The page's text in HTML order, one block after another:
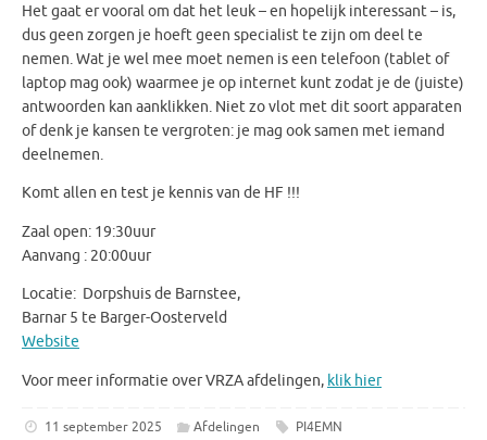
Het gaat er vooral om dat het leuk – en hopelijk interessant – is,
dus geen zorgen je hoeft geen specialist te zijn om deel te
nemen. Wat je wel mee moet nemen is een telefoon (tablet of
laptop mag ook) waarmee je op internet kunt zodat je de (juiste)
antwoorden kan aanklikken. Niet zo vlot met dit soort apparaten
of denk je kansen te vergroten: je mag ook samen met iemand
deelnemen.
Komt allen en test je kennis van de HF !!!
Zaal open: 19:30uur
Aanvang : 20:00uur
Locatie: Dorpshuis de Barnstee,
Barnar 5 te Barger-Oosterveld
Website
Voor meer informatie over VRZA afdelingen, klik hier
11 september 2025 Afdelingen PI4EMN